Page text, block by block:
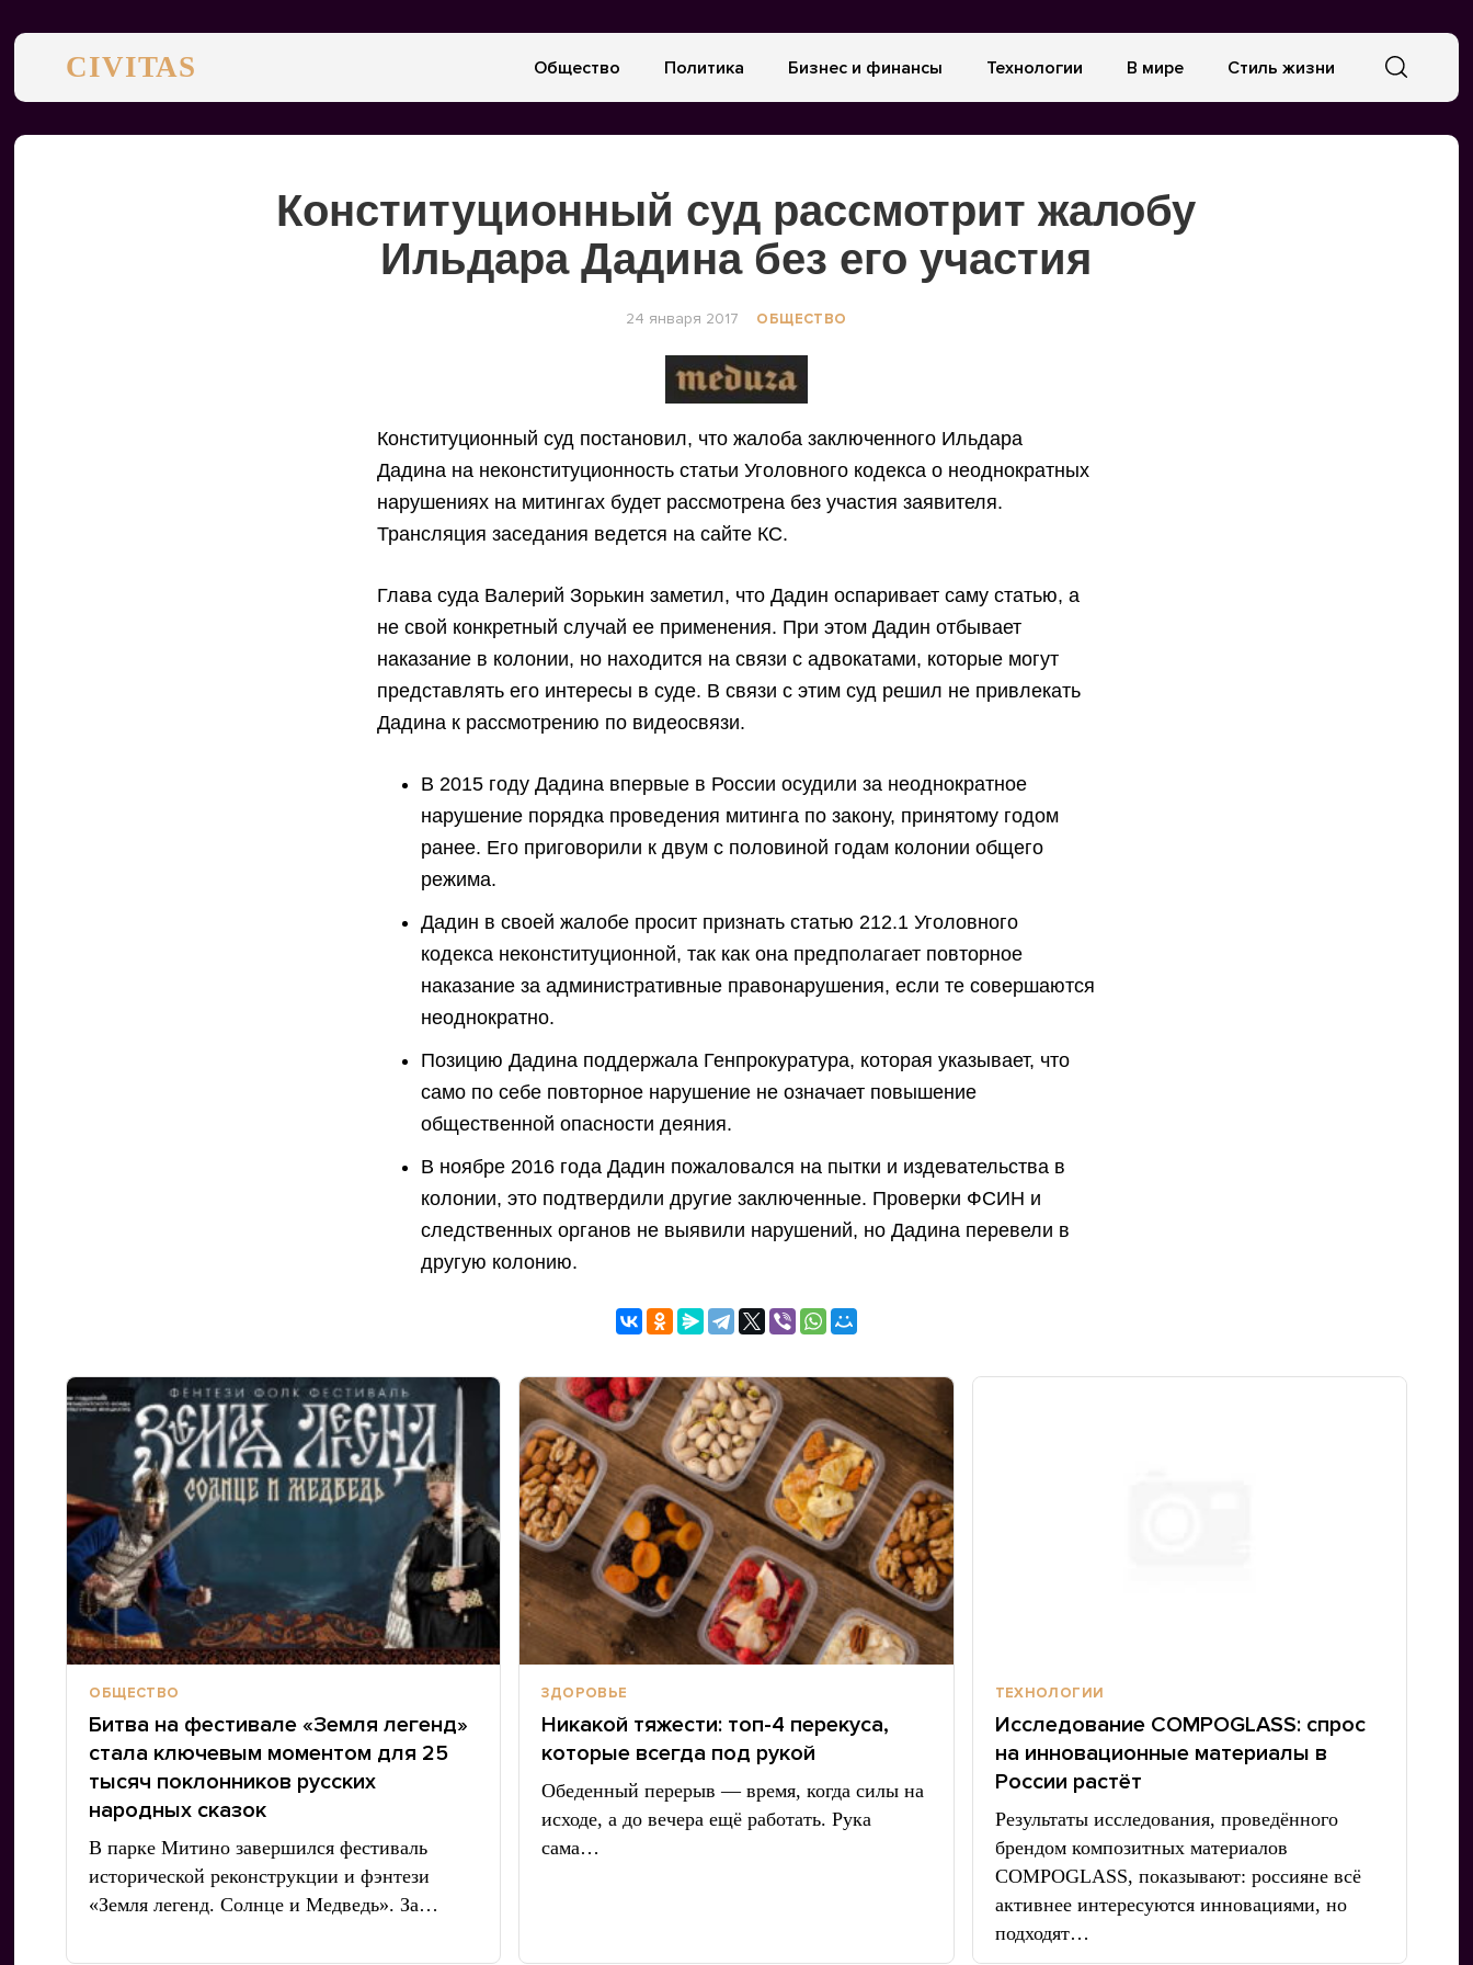
CIVITAS Общество Политика Бизнес и финансы Технологии В мире Стиль жизни
Конституционный суд рассмотрит жалобу
Ильдара Дадина без его участия
24 января 2017 ОБЩЕСТВО
Конституционный суд постановил, что жалоба заключенного Ильдара
Дадина на неконституционность статьи Уголовного кодекса о неоднократных
нарушениях на митингах будет рассмотрена без участия заявителя.
Трансляция заседания ведется на сайте КС.
Глава суда Валерий Зорькин заметил, что Дадин оспаривает саму статью, а
не свой конкретный случай ее применения. При этом Дадин отбывает
наказание в колонии, но находится на связи с адвокатами, которые могут
представлять его интересы в суде. В связи с этим суд решил не привлекать
Дадина к рассмотрению по видеосвязи.
В 2015 году Дадина впервые в России осудили за неоднократное
нарушение порядка проведения митинга по закону, принятому годом
ранее. Его приговорили к двум с половиной годам колонии общего
режима.
Дадин в своей жалобе просит признать статью 212.1 Уголовного
кодекса неконституционной, так как она предполагает повторное
наказание за административные правонарушения, если те совершаются
неоднократно.
Позицию Дадина поддержала Генпрокуратура, которая указывает, что
само по себе повторное нарушение не означает повышение
общественной опасности деяния.
В ноябре 2016 года Дадин пожаловался на пытки и издевательства в
колонии, это подтвердили другие заключенные. Проверки ФСИН и
следственных органов не выявили нарушений, но Дадина перевели в
другую колонию.
ОБЩЕСТВО
Битва на фестивале «Земля легенд»
стала ключевым моментом для 25
тысяч поклонников русских
народных сказок
В парке Митино завершился фестиваль
исторической реконструкции и фэнтези
«Земля легенд. Солнце и Медведь». За…
ЗДОРОВЬЕ
Никакой тяжести: топ-4 перекуса,
которые всегда под рукой
Обеденный перерыв — время, когда силы на
исходе, а до вечера ещё работать. Рука
сама…
ТЕХНОЛОГИИ
Исследование COMPOGLASS: спрос
на инновационные материалы в
России растёт
Результаты исследования, проведённого
брендом композитных материалов
COMPOGLASS, показывают: россияне всё
активнее интересуются инновациями, но
подходят…